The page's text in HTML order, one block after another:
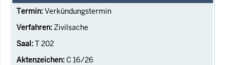
Verkündungstermin
Zivilsache
T 202
C 16/26